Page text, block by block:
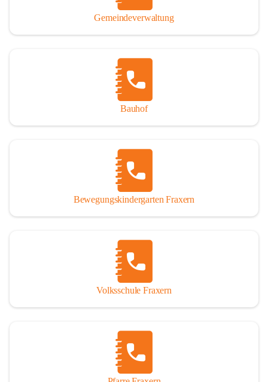
Gemeindeverwaltung
Bauhof
Bewegungskindergarten Fraxern
Volksschule Fraxern